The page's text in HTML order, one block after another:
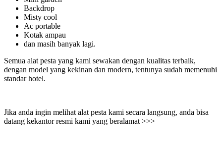
Backdrop
Misty cool
Ac portable
Kotak ampau
dan masih banyak lagi.
Semua alat pesta yang kami sewakan dengan kualitas terbaik,
dengan model yang kekinan dan modern, tentunya sudah memenuhi
standar hotel.
Jika anda ingin melihat alat pesta kami secara langsung, anda bisa
datang kekantor resmi kami yang beralamat >>>